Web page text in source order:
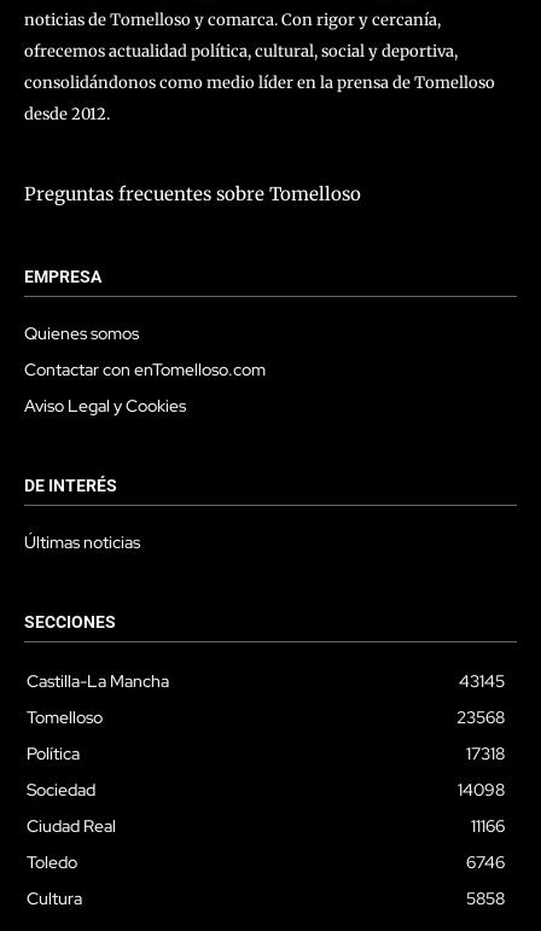
noticias de Tomelloso y comarca. Con rigor y cercanía,
ofrecemos actualidad política, cultural, social y deportiva,
consolidándonos como medio líder en la prensa de Tomelloso
desde 2012.
Preguntas frecuentes sobre Tomelloso
EMPRESA
Quienes somos
Contactar con enTomelloso.com
Aviso Legal y Cookies
DE INTERÉS
Últimas noticias
SECCIONES
Castilla-La Mancha
43145
Tomelloso
23568
Política
17318
Sociedad
14098
Ciudad Real
11166
Toledo
6746
Cultura
5858